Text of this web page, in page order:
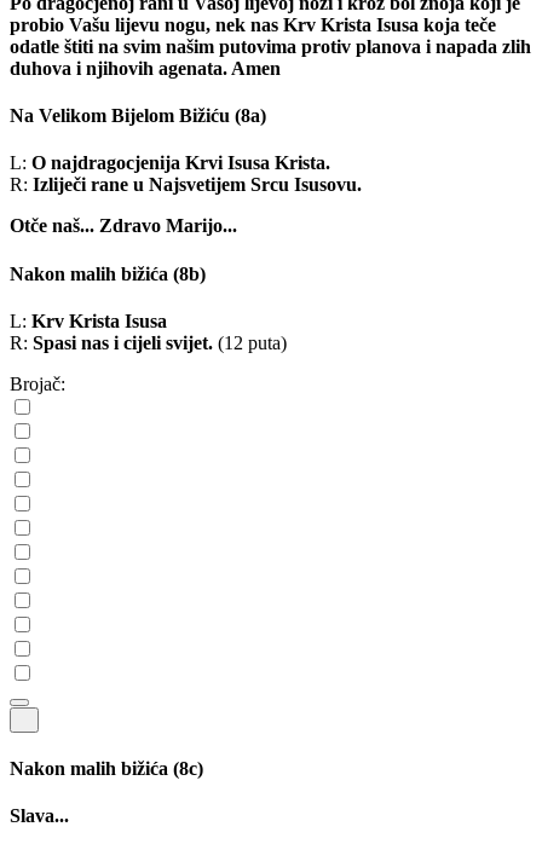
probio Vašu lijevu nogu, nek nas Krv Krista Isusa koja teče
odatle štiti na svim našim putovima protiv planova i napada zlih
duhova i njihovih agenata. Amen
Na Velikom Bijelom Bižiću (8a)
L: O najdragocjenija Krvi Isusa Krista.
R: Izliječi rane u Najsvetijem Srcu Isusovu.
Otče naš... Zdravo Marijo...
Nakon malih bižića (8b)
L: Krv Krista Isusa
R: Spasi nas i cijeli svijet. (12 puta)
Brojač:
Nakon malih bižića (8c)
Slava...